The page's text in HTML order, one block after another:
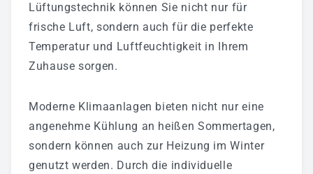
Gewerbekunden
Sanitärtechnik
Lüftungstechnik
Plasma-Raumluftreiniger
Lüftungstechnik können Sie nicht nur für
frische Luft, sondern auch für die perfekte
Temperatur und Luftfeuchtigkeit in Ihrem
Zuhause sorgen.
Moderne Klimaanlagen bieten nicht nur eine
angenehme Kühlung an heißen Sommertagen,
sondern können auch zur Heizung im Winter
genutzt werden. Durch die individuelle